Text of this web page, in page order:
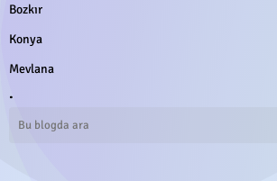
Bozkır
Konya
Mevlana
.